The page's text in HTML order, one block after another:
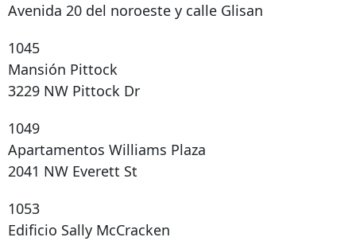
Avenida 20 del noroeste y calle Glisan
1045
Mansión Pittock
3229 NW Pittock Dr
1049
Apartamentos Williams Plaza
2041 NW Everett St
1053
Edificio Sally McCracken